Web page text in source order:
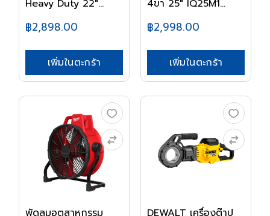
Heavy Duty 22"
฿2,898.00
เพิ่มในตะกร้า
4ขา 25" IQ25M1
฿2,998.00
เพิ่มในตะกร้า
พัดลมอุตสาหกรรม
DEWALT เครื่องต๊าป